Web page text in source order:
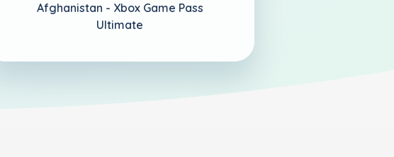
Afghanistan - Xbox Game Pass
Ultimate